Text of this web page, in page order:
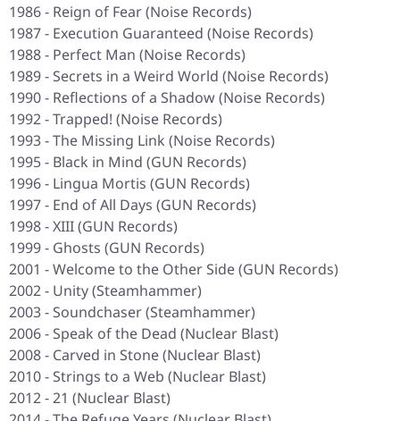
1986 - Reign of Fear (Noise Records)
1987 - Execution Guaranteed (Noise Records)
1988 - Perfect Man (Noise Records)
1989 - Secrets in a Weird World (Noise Records)
1990 - Reflections of a Shadow (Noise Records)
1992 - Trapped! (Noise Records)
1993 - The Missing Link (Noise Records)
1995 - Black in Mind (GUN Records)
1996 - Lingua Mortis (GUN Records)
1997 - End of All Days (GUN Records)
1998 - XIII (GUN Records)
1999 - Ghosts (GUN Records)
2001 - Welcome to the Other Side (GUN Records)
2002 - Unity (Steamhammer)
2003 - Soundchaser (Steamhammer)
2006 - Speak of the Dead (Nuclear Blast)
2008 - Carved in Stone (Nuclear Blast)
2010 - Strings to a Web (Nuclear Blast)
2012 - 21 (Nuclear Blast)